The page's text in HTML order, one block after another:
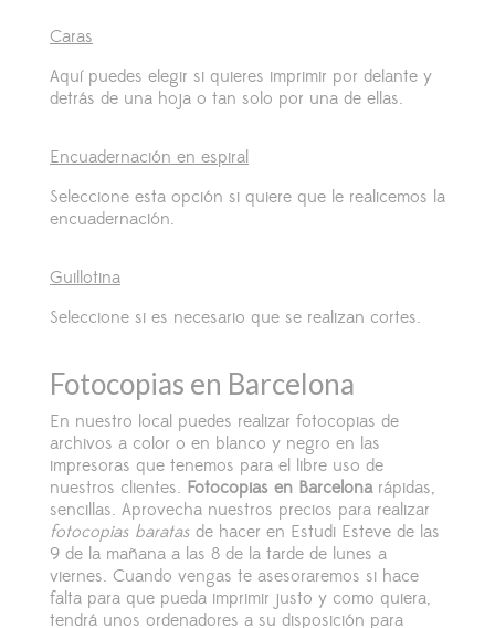
Caras
Aquí puedes elegir si quieres imprimir por delante y
detrás de una hoja o tan solo por una de ellas.
Encuadernación en espiral
Seleccione esta opción si quiere que le realicemos la
encuadernación.
Guillotina
Seleccione si es necesario que se realizan cortes.
Fotocopias en Barcelona
En nuestro local puedes realizar fotocopias de
archivos a color o en blanco y negro en las
impresoras que tenemos para el libre uso de
nuestros clientes. Fotocopias en Barcelonarápidas,
sencillas. Aprovecha nuestros precios para realizar
fotocopias baratas de hacer en Estudi Esteve de las
9 de la mañana a las 8 de la tarde de lunes a
viernes. Cuando vengas te asesoraremos si hace
falta para que pueda imprimir justo y como quiera,
tendrá unos ordenadores a su disposición para